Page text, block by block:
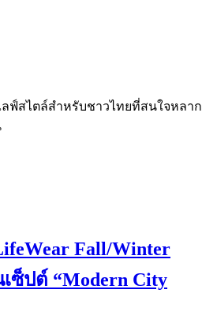
ฟ์สไตล์สำหรับชาวไทยที่สนใจหลาก
Fall/Winter
ซ็ปต์ “Modern City